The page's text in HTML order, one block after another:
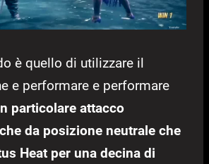
è quello di utilizzare il
e performare e performare
particolare attacco
da posizione neutrale che
Heat per una decina di